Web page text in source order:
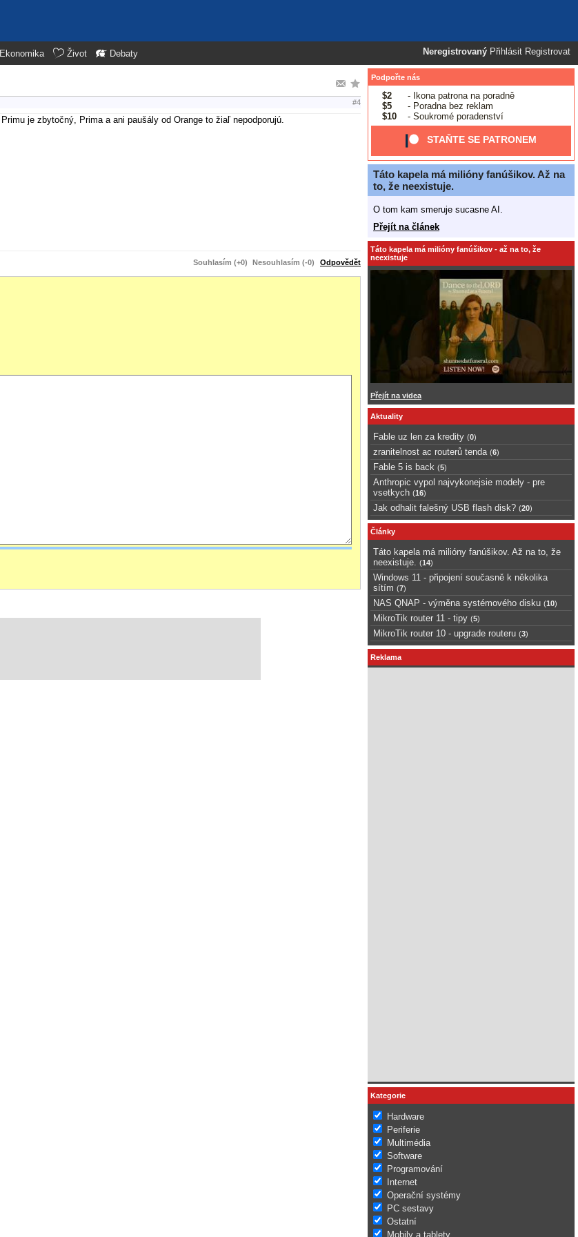
Neregistrovaný Přihlásit Registrovat
Ekonomika Život Debaty
#4
je zbytočný, Prima a ani paušály od Orange to žiaľ nepodporujú.
Souhlasím (+0) Nesouhlasím (-0) Odpovědět
Podpořte nás
$2
- Ikona patrona na poradně
$5
- Poradna bez reklam
$10
- Soukromé poradenství
STAŇTE SE PATRONEM
Táto kapela má milióny fanúšikov. Až na
to, že neexistuje.
O tom kam smeruje sucasne AI.
Přejít na článek
Táto kapela má milióny fanúšikov - až na to, že
neexistuje
Přejít na videa
Aktuality
Fable uz len za kredity (0)
zranitelnost ac routerů tenda (6)
Fable 5 is back (5)
Anthropic vypol najvykonejsie modely - pre
vsetkych (16)
Jak odhalit falešný USB flash disk? (20)
Články
Táto kapela má milióny fanúšikov. Až na to, že
neexistuje.
(14)
Windows 11 - připojení současně k několika
sítím (7)
NAS QNAP - výměna systémového disku (10)
MikroTik router 11 - tipy (5)
MikroTik router 10 - upgrade routeru (3)
Reklama
Kategorie
Hardware
Periferie
Multimédia
Software
Programování
Internet
Operační systémy
PC sestavy
Ostatní
Mobily a tablety